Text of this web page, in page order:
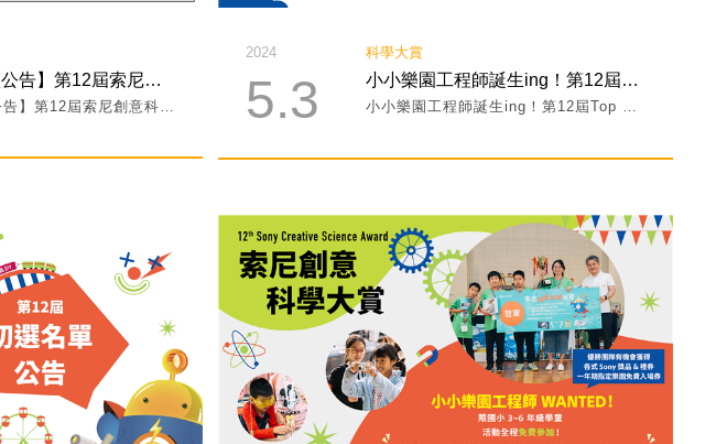
【更正及致歉公告】第12屆索尼創意科學大賞 決賽入選名單
2024
5.3
科學大賞
小小樂園工程師誕生ing！第12屆Top 20名單公告！
小小樂園工程師誕生ing！第12屆Top 20名單公告！